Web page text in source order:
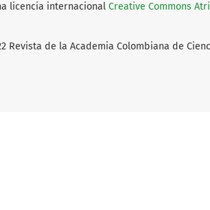
licencia internacional Creative Commons
Revista de la Academia Colombiana de